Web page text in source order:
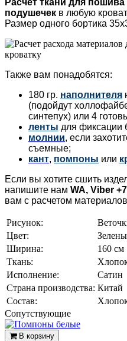
подушечек в любую
Размер одного бортика
Также вам понадобятся:
180 гр. наполнителя
(подойдут
синтепух) или 4
ленты для фиксации
молнии, если
съемные;
кант, помпоны или
Если вы хотите сшить
напишите нам WA, Viber
вам с расчетом
Рисунок:
Цвет:
Ширина:
160 см
Ткань:
Исполнение:
Сатин
Страна производства: Китай
Состав:
Cопутствующие
В корзину